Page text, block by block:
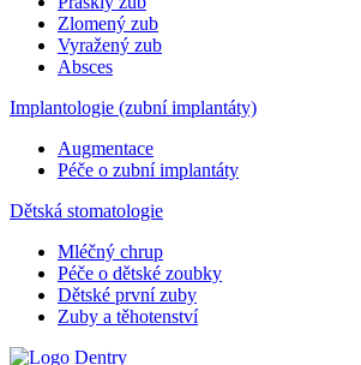
Zlomený zub
Vyražený zub
Absces
Implantologie (zubní implantáty)
Augmentace
Péče o zubní implantáty
Dětská stomatologie
Mléčný chrup
Péče o dětské zoubky
Dětské první zuby
Zuby a těhotenství